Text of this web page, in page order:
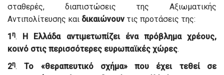
σταθερές, διαπιστώσεις της Αξιωματικής
Αντιπολίτευσης και δικαιώνουν τις προτάσεις της:
1η. Η Ελλάδα αντιμετωπίζει ένα πρόβλημα χρέους,
κοινό στις περισσότερες ευρωπαϊκές χώρες.
2η.Το «θεραπευτικό σχήμα» που έχει τεθεί σε